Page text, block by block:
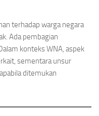
terhadap warga negara
Ada pembagian
konteks WNA, aspek
sementara unsur
ditemukan